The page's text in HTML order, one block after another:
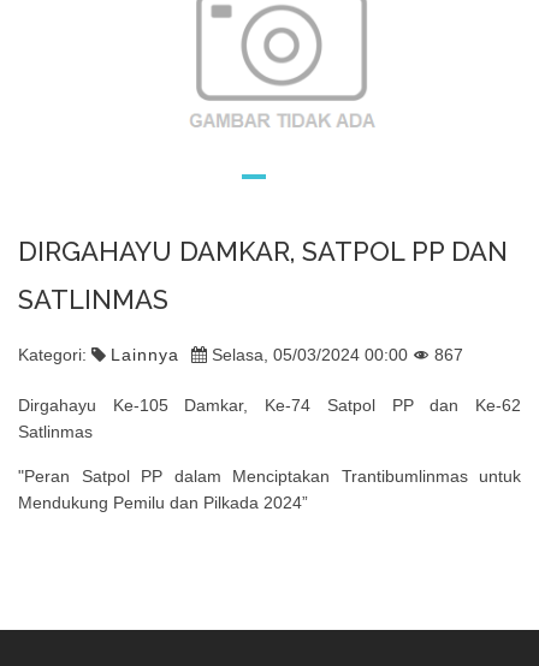
DIRGAHAYU DAMKAR, SATPOL PP DAN
SATLINMAS
Kategori: Lainnya Selasa, 05/03/2024 00:00 867
Dirgahayu Ke-105 Damkar, Ke-74 Satpol PP dan Ke-62
Satlinmas
"Peran Satpol PP dalam Menciptakan Trantibumlinmas untuk
Mendukung Pemilu dan Pilkada 2024”